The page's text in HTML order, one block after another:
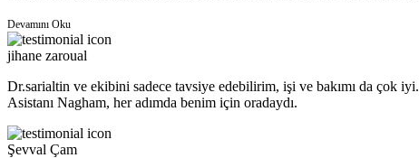
Devamını Oku
jihane zaroual
Dr.sarialtin ve ekibini sadece tavsiye edebilirim, işi ve bakımı da çok iyi.
Asistanı Nagham, her adımda benim için oradaydı.
Şevval Çam